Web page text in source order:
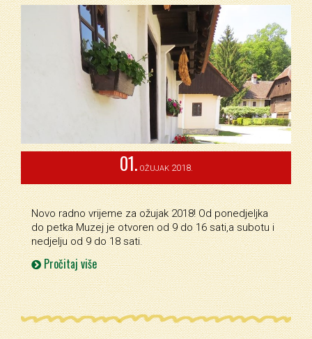
01. OŽUJAK 2018.
Novo radno vrijeme za ožujak 2018! Od ponedjeljka
do petka Muzej je otvoren od 9 do 16 sati,a subotu i
nedjelju od 9 do 18 sati.
Pročitaj više